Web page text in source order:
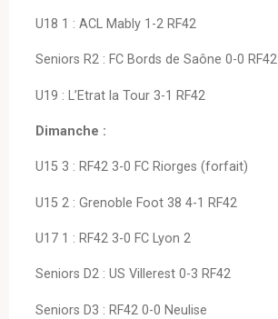
U18 1 : ACL Mably 1-2 RF42
Seniors R2 : FC Bords de Saône 0-0 RF42
U19 : L’Etrat la Tour 3-1 RF42
Dimanche :
U15 3 : RF42 3-0 FC Riorges (forfait)
U15 2 : Grenoble Foot 38 4-1 RF42
U17 1 : RF42 3-0 FC Lyon 2
Seniors D2 : US Villerest 0-3 RF42
Seniors D3 : RF42 0-0 Neulise